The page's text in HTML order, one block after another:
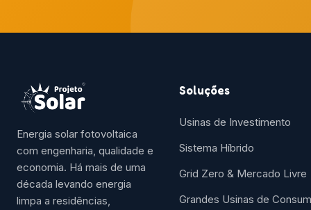
Energia solar fotovoltaica
com engenharia, qualidade e
economia. Há mais de uma
década levando energia
limpa a residências,
Soluções
Usinas de Investimento
Sistema Híbrido
Grid Zero & Mercado Livre
Grandes Usinas de